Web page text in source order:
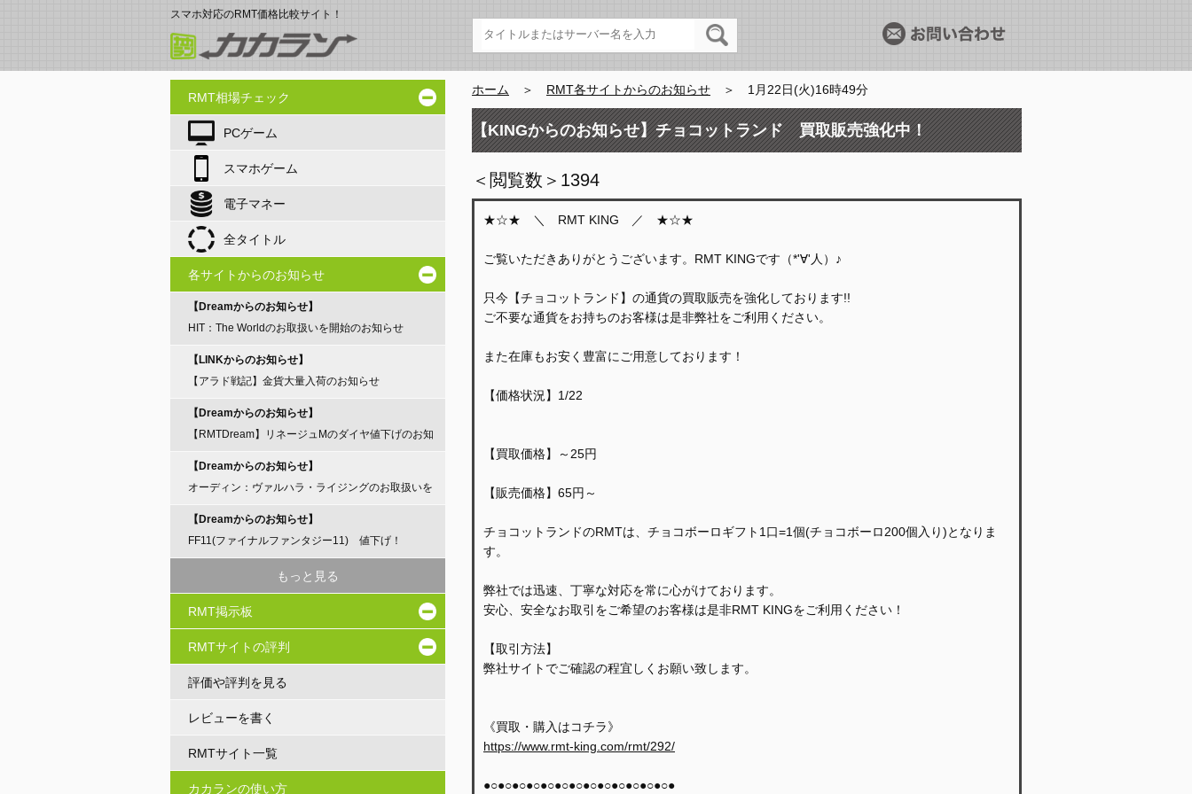
スマホ対応のRMT価格比較サイト！
RMT相場チェック
PCゲーム
スマホゲーム
電子マネー
全タイトル
各サイトからのお知らせ
【Dreamからのお知らせ】
HIT：The Worldのお取扱いを開始のお知らせ
【LINKからのお知らせ】
【アラド戦記】金貨大量入荷のお知らせ
【Dreamからのお知らせ】
【RMTDream】リネージュMのダイヤ値下げのお知
【Dreamからのお知らせ】
オーディン：ヴァルハラ・ライジングのお取扱いを
【Dreamからのお知らせ】
FF11(ファイナルファンタジー11) 値下げ！
もっと見る
RMT掲示板
RMTサイトの評判
評価や評判を見る
レビューを書く
RMTサイト一覧
カカランの使い方
ホーム ＞ RMT各サイトからのお知らせ ＞ 1月22日(火)16時49分
【KINGからのお知らせ】チョコットランド 買取販売強化中！
＜閲覧数＞1394
★☆★ ＼ RMT KING ／ ★☆★
ご覧いただきありがとうございます。RMT KINGです（*'∀'人）♪
只今【チョコットランド】の通貨の買取販売を強化しております!!
ご不要な通貨をお持ちのお客様は是非弊社をご利用ください。
また在庫もお安く豊富にご用意しております！
【価格状況】1/22
【買取価格】～25円
【販売価格】65円～
チョコットランドのRMTは、チョコボーロギフト1口=1個(チョコボーロ200個入り)となりま
す。
弊社では迅速、丁寧な対応を常に心がけております。
安心、安全なお取引をご希望のお客様は是非RMT KINGをご利用ください！
【取引方法】
弊社サイトでご確認の程宜しくお願い致します。
《買取・購入はコチラ》
https://www.rmt-king.com/rmt/292/
●○●○●○●○●○●○●○●○●○●○●○●○●○●